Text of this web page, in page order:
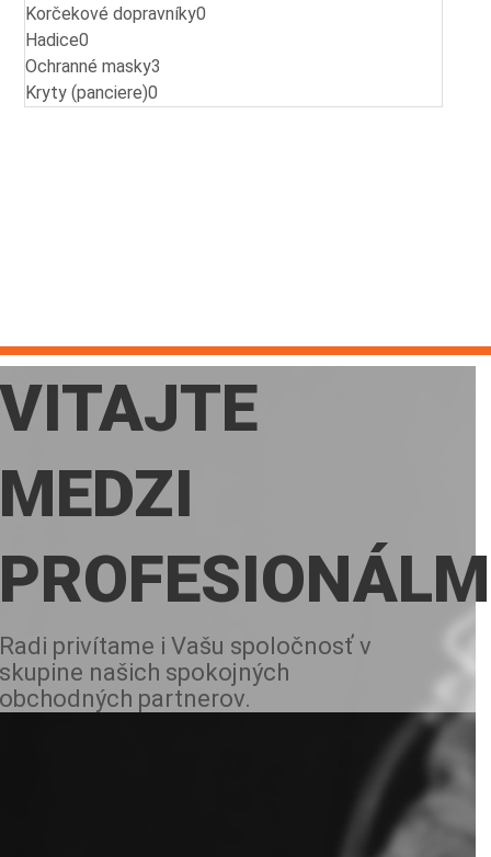
Korčekové dopravníky0
Hadice0
Ochranné masky3
Kryty (panciere)0
VITAJTE
MEDZI
Radi privítame i Vašu spoločnosť v
skupine našich spokojných
obchodných partnerov.